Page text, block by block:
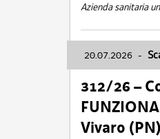
Azienda sanitaria
20.07.2026 -
312/26 –
Vivaro (PN)